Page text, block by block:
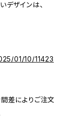
デザインは、
01/10/11423
差によりご注文